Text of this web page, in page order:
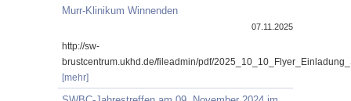
Murr-Klinikum Winnenden
07.11.2025
http://sw-
brustcentrum.ukhd.de/fileadmin/pdf/
[mehr]